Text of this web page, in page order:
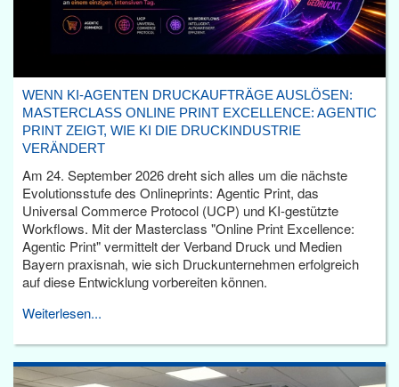
WENN KI-AGENTEN DRUCKAUFTRÄGE AUSLÖSEN:
MASTERCLASS ONLINE PRINT EXCELLENCE: AGENTIC
PRINT ZEIGT, WIE KI DIE DRUCKINDUSTRIE
VERÄNDERT
Am 24. September 2026 dreht sich alles um die nächste
Evolutionsstufe des Onlineprints: Agentic Print, das
Universal Commerce Protocol (UCP) und KI-gestützte
Workflows. Mit der Masterclass "Online Print Excellence:
Agentic Print" vermittelt der Verband Druck und Medien
Bayern praxisnah, wie sich Druckunternehmen erfolgreich
auf diese Entwicklung vorbereiten können.
Weiterlesen...